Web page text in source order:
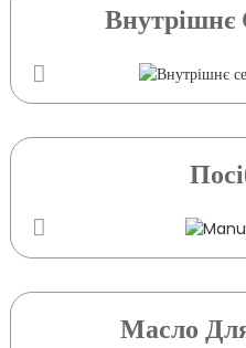
Внутрішнє
Масло